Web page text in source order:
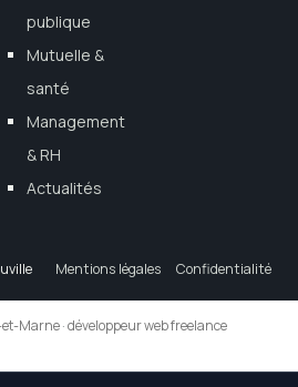
publique
Mutuelle &
santé
Management
& RH
Actualités
Mentions légales Confidentialité
et-Marne·développeur web freelance